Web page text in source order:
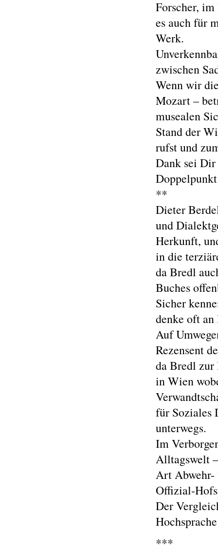
Forscher,
es auch für
Werk.
zwischen
Wenn wir
Mozart –
musealen
Stand der
rufst und
Dank sei
**
Dieter
und
Herkunft,
in die
da Bredl
Buches
Sicher
denke oft an
Auf
Rezensent
da Bredl
in Wien
für Soziales
unterwegs.
Im
Alltagswelt
Art Abwehr-
Offizial-
Der
***